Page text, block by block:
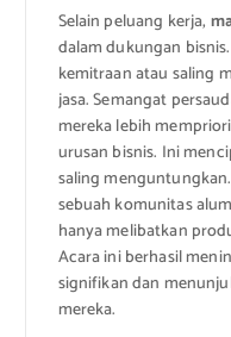
Selain peluang kerja,
dalam dukungan
kemitraan atau saling
jasa. Semangat
mereka lebih
urusan bisnis. Ini
saling
sebuah komunitas
hanya melibatkan
Acara ini berhasil
signifikan dan
mereka.